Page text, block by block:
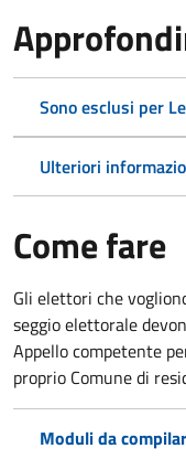
Sono esclusi per
Ulteriori
Come fare
Gli elettori che
seggio elettorale
Appello competente
proprio Comune di
Moduli da